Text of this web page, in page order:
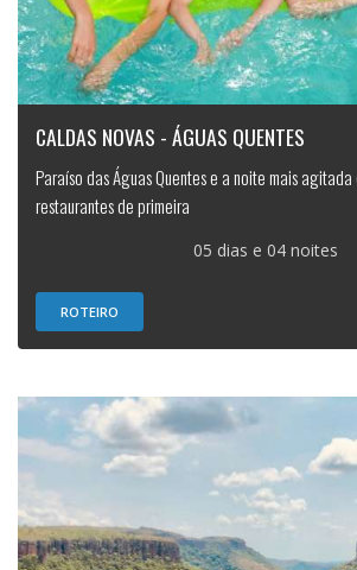
CALDAS NOVAS - ÁGUAS QUENTES
Paraíso das Águas Quentes e a noite mais agitada
restaurantes de primeira
05 dias e 04 noites
ROTEIRO